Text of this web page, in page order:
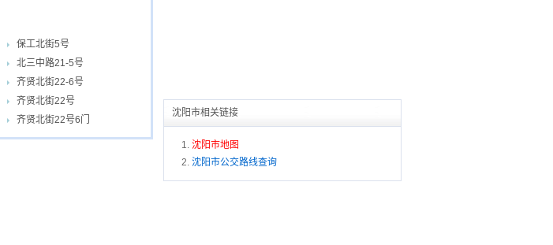
保工北街5号
北三中路21-5号
齐贤北街22-6号
齐贤北街22号
齐贤北街22号6门
沈阳市相关链接
沈阳市地图
沈阳市公交路线查询